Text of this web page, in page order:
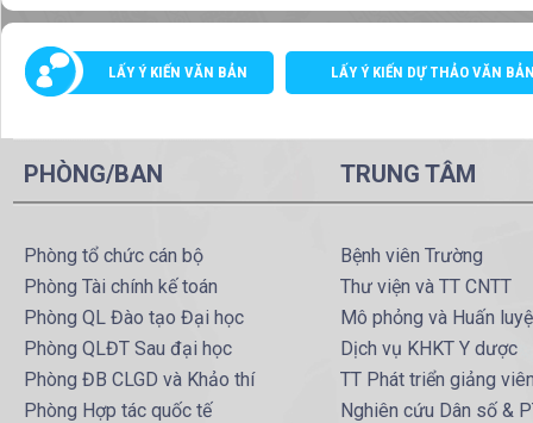
LẤY Ý KIẾN VĂN BẢN LẤY Ý KIẾN DỰ THẢO VĂN
PHÒNG/BAN
Phòng tổ chức cán bộ
Phòng Tài chính kế toán
Phòng QL Đào tạo Đại học
Phòng QLĐT Sau đại học
Phòng ĐB CLGD và Khảo thí
Phòng Hợp tác quốc tế
TRUNG TÂM
Bệnh viên Trường
Thư viện và TT CNTT
Mô phỏng và Huấn
Dịch vụ KHKT Y dược
TT Phát triển giảng
Nghiên cứu Dân số &